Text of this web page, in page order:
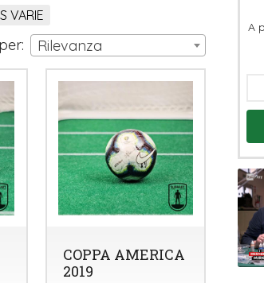
VARIE
Rilevanza
COPPA AMERICA
2019
A